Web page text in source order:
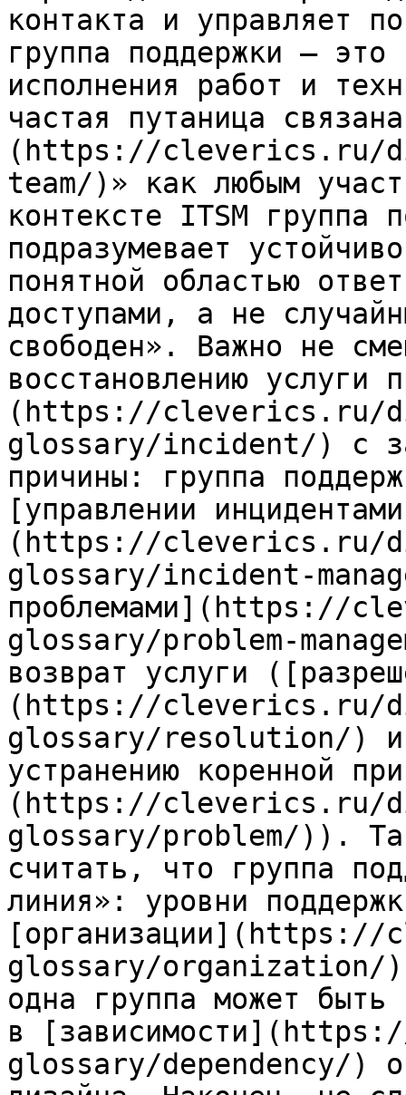
контакта и управляет
группа поддержки — это
исполнения работ и
частая путаница
(https://cleverics.ru/
team/)» как любым
контексте ITSM группа
подразумевает
понятной областью
доступами, а не
свободен». Важно не
восстановлению услуги
(https://cleverics.ru/
glossary/incident/) с
причины: группа
[управлении
(https://cleverics.ru/
glossary/incident-
проблемами](https://
glossary/problem-
возврат услуги
(https://cleverics.ru/
glossary/resolution/)
устранению коренной
(https://cleverics.ru/
glossary/problem/)).
считать, что группа
линия»: уровни
glossary/organization/
одна группа может
в
glossary/dependency/)